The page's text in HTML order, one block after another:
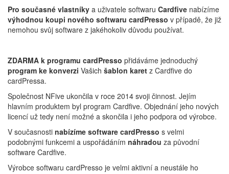
Pro současné vlastníky a uživatele softwaru Cardfive nabízíme
výhodnou koupi nového softwaru cardPresso v případě, že již
nemohou svůj software z jakéhokoliv důvodu používat.
ZDARMA k programu cardPresso přidáváme jednoduchý
program ke konverzi Vašich šablon karet z Cardfive do
cardPressa.
Společnost NFive ukončila v roce 2014 svoji činnost. Jejím
hlavním produktem byl program Cardfive. Objednání jeho nových
licencí už tedy není možné a skončila i jeho podpora od výrobce.
V současnosti nabízíme software cardPresso s velmi
podobnými funkcemi a uspořádáním náhradou za původní
software Cardfive.
Výrobce softwaru cardPresso je velmi aktivní a neustále ho